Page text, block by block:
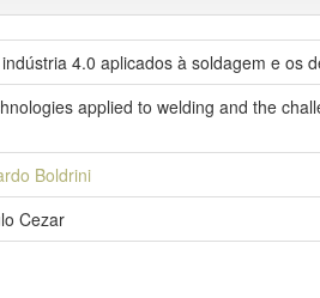
4.0 aplicados à soldagem e os
applied to welding and the
Boldrini
Cezar